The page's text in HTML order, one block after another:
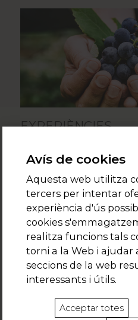
EXPERIÈNCIES
esport...aCal’Andreu es ve a
experimentar. Utilitzant
el nostre entorn, hem
segur que t'encantaran.
O ens vols proposar la teva?
>>+ info
Juliol 2020
Avís de cookies
Aquesta web utilitza
tercers per intentar
experiència d'ús
cookies
realitza funcions tals
torni a la Web i
seccions de la web
interessants i útils.
Acceptar totes